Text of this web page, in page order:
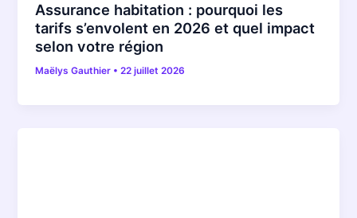
Assurance habitation : pourquoi les
tarifs s’envolent en 2026 et quel impact
selon votre région
Maëlys Gauthier •22 juillet 2026